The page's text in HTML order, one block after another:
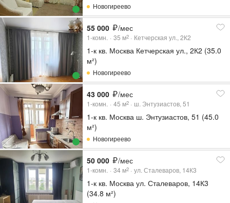
Новогиреево
55 000 /мес
1-комн. 35 м2 Кетчерская ул., 2К2
1-к кв. Москва Кетчерская ул., 2К2 (35.0
м²)
Новогиреево
43 000 /мес
1-комн. 45 м2 ш. Энтузиастов, 51
1-к кв. Москва ш. Энтузиастов, 51 (45.0
м²)
Новогиреево
50 000 /мес
1-комн. 34 м2 ул. Сталеваров, 14К3
1-к кв. Москва ул. Сталеваров, 14К3
(34.8 м²)